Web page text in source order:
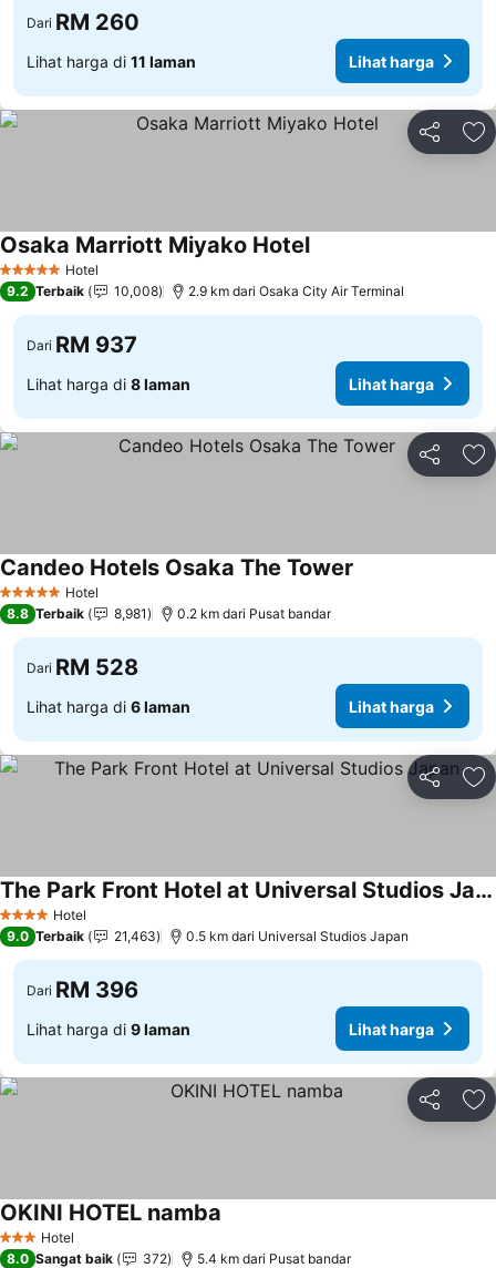
Dari RM 260
Lihat harga di 11 laman Lihat harga
Kongsi
5 Bintang Hotel
Osaka Marriott Miyako Hotel
9.2 Terbaik 10,008 2.9 km dari Osaka City Air Terminal
Dari RM 937
Lihat harga di 8 laman Lihat harga
Kongsi
5 Bintang Hotel
Candeo Hotels Osaka The Tower
8.8 Terbaik 8,981 0.2 km dari Pusat bandar
Dari RM 528
Lihat harga di 6 laman Lihat harga
Kongsi
4 BintangHotel
The Park Front Hotel at Universal Studios Japan
9.0 Terbaik 21,463 0.5 km dari Universal Studios Japan
Dari RM 396
Lihat harga di 9 laman Lihat harga
Kongsi
3 BintangHotel
OKINI HOTEL namba
8.0 Sangat baik 372 5.4 km dari Pusat bandar